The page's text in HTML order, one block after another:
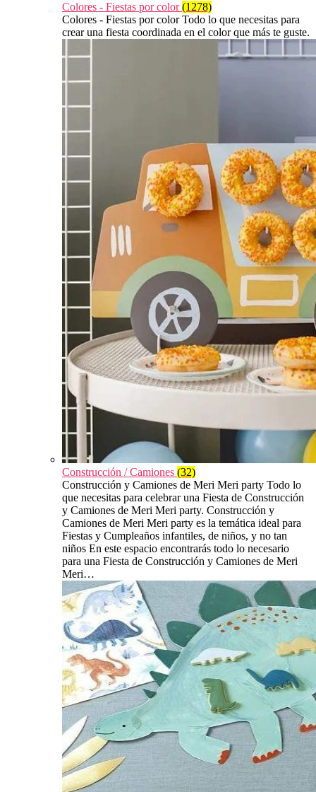
Colores - Fiestas por color(1278)
Colores - Fiestas por color Todo lo que necesitas para
crear una fiesta coordinada en el color que más te guste.
Construcción / Camiones (32)
Construcción y Camiones de Meri Meri party Todo lo
que necesitas para celebrar una Fiesta de Construcción
y Camiones de Meri Meri party. Construcción y
Camiones de Meri Meri party es la temática ideal para
Fiestas y Cumpleaños infantiles, de niños, y no tan
niños En este espacio encontrarás todo lo necesario
para una Fiesta de Construcción y Camiones de Meri
Meri…